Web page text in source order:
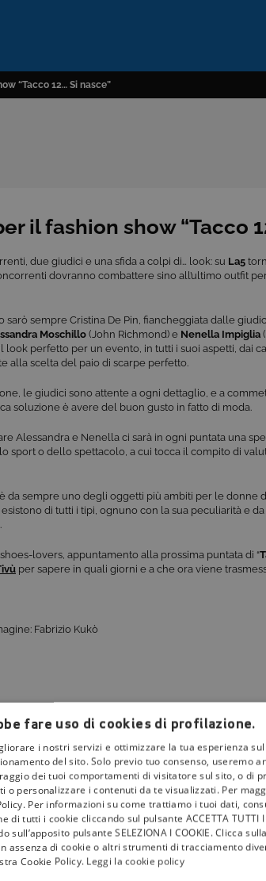
“Tacco 12… Si nasce”
il fashion show “Tacco
due giudici e una sfida a colpi di… look: su La5
dovranno combattere sino all’ultimo outfit
sarò sempre Cristina De Pin, fiancheggiata dalle
Moschillo (John Richmond) e Nenella Impiglia
look perfetto per un evento, in tutti i suoi aspetti, dai
alla scelta del paio di scarpe perfetto.
le giudici sono attente a ogni dettaglio, e a
soluzione è avere del buon gusto in fatto di moda.
Alessandra e Nenella ci sarà in ogni puntata una
sport o dello spettacolo, a cui tocca il compito di
da sempre uno degli oggetti più ambiti per le donne
esistono di tutti i tipi, ognuno con la sua peculiarità e
lovers, appuntamento alla prossima puntata di “
per sapere in quali giorni e a che ora viene
Fabrizio Kukò
fare uso di cookies di profilazione.
i nostri servizi e ottimizzare la tua esperienza
del sito. Solo previo tuo consenso, useremo
dei tuoi comportamenti di visitatore sul sito, o di
o personalizzare i contenuti da te visualizzati. Per
Per informazioni su come trattiamo i tuoi dati,
di tutti i cookie cliccando sul pulsante ACCETTA
sull’apposito pulsante SELEZIONA I COOKIE. Clicca
assenza di cookie o altri strumenti di tracciamento
Cookie Policy. Leggi la cookie policy